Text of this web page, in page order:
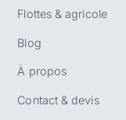
Flottes & agricole
Blog
À propos
Contact & devis